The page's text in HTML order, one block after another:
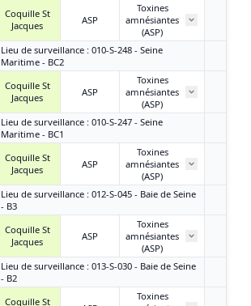
Coquille St
Jacques
ASP
Toxines
amnésiantes
(ASP)
Lieu de surveillance : 010-S-248 - Seine
Maritime - BC2
Coquille St
Jacques
ASP
Toxines
amnésiantes
(ASP)
Lieu de surveillance : 010-S-247 - Seine
Maritime - BC1
Coquille St
Jacques
ASP
Toxines
amnésiantes
(ASP)
Lieu de surveillance : 012-S-045 - Baie de Seine
- B3
Coquille St
Jacques
ASP
Toxines
amnésiantes
(ASP)
Lieu de surveillance : 013-S-030 - Baie de Seine
- B2
Coquille St
Toxines